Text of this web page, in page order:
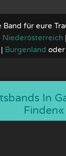
Band für eure
Niederösterreich |
| Burgenland oder
In
Finden«